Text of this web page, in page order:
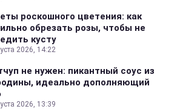
роскошного цветения: как
обрезать розы, чтобы не
кусту
2026, 14:22
не нужен: пикантный соус из
идеально дополняющий
2026, 13:39